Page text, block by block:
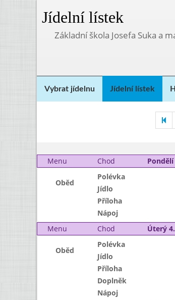
Jídelní lístek
Základní škola Josefa Suka a
Vybrat jídelnu Jídelní lístek
Menu
Chod Pondělí
Oběd
Polévka
Jídlo
Příloha
Nápoj
Menu
Chod Úterý
Oběd
Polévka
Jídlo
Příloha
Doplněk
Nápoj